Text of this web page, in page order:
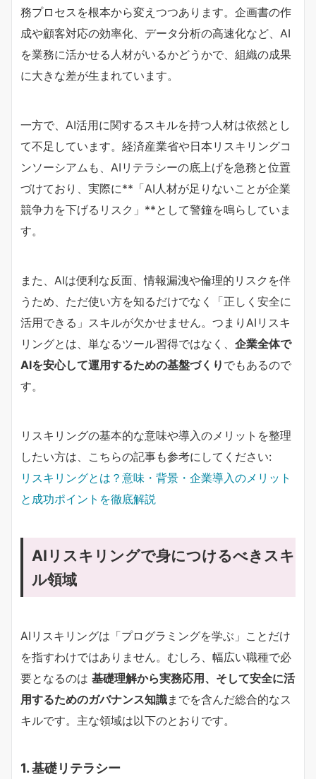
務プロセスを根本から変えつつあります。企画書の作
成や顧客対応の効率化、データ分析の高速化など、AI
を業務に活かせる人材がいるかどうかで、組織の成果
に大きな差が生まれています。
一方で、AI活用に関するスキルを持つ人材は依然とし
て不足しています。経済産業省や日本リスキリングコ
ンソーシアムも、AIリテラシーの底上げを急務と位置
づけており、実際に**「AI人材が足りないことが企業
競争力を下げるリスク」**として警鐘を鳴らしていま
す。
また、AIは便利な反面、情報漏洩や倫理的リスクを伴
うため、ただ使い方を知るだけでなく「正しく安全に
活用できる」スキルが欠かせません。つまりAIリスキ
リングとは、単なるツール習得ではなく、 企業全体で
AIを安心して運用するための基盤づくり でもあるので
す。
リスキリングの基本的な意味や導入のメリットを整理
したい方は、こちらの記事も参考にしてください:
リスキリングとは？意味・背景・企業導入のメリット
と成功ポイントを徹底解説
AIリスキリングで身につけるべきスキ
ル領域
AIリスキリングは「プログラミングを学ぶ」ことだけ
を指すわけではありません。むしろ、幅広い職種で必
要となるのは 基礎理解から実務応用、そして安全に活
用するためのガバナンス知識までを含んだ総合的なス
キルです。主な領域は以下のとおりです。
1. 基礎リテラシー